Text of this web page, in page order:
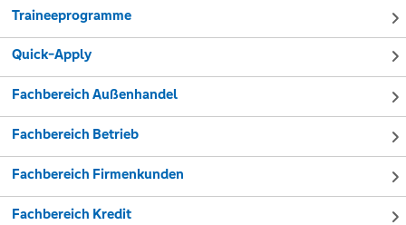
Traineeprogramme
Quick-Apply
Fachbereich Außenhandel
Fachbereich Betrieb
Fachbereich Firmenkunden
Fachbereich Kredit